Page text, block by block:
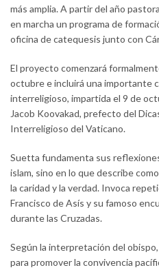
más amplia. A partir del año
en marcha un programa de
oficina de catequesis junto con
El proyecto comenzará
octubre e incluirá una importante
interreligioso, impartida el 9 de
Jacob Koovakad, prefecto del
Interreligioso del Vaticano.
Suetta fundamenta sus
islam, sino en lo que describe
la caridad y la verdad. Invoca
Francisco de Asís y su famoso
durante las Cruzadas.
Según la interpretación del
para promover la convivencia